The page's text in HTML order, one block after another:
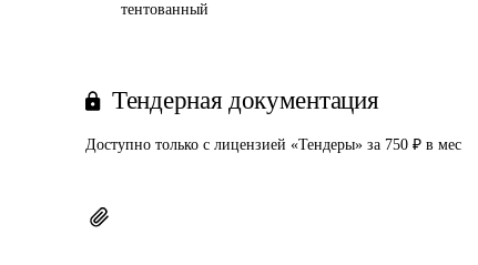
тентованный
Тендерная документация
Доступно только с лицензией «Тендеры» за 750 ₽ в мес